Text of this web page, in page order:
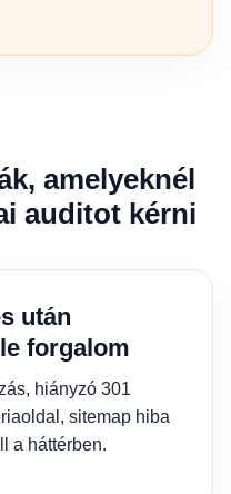
amelyeknél
auditot kérni
után
forgalom
hiányzó 301
sitemap hiba
a háttérben.